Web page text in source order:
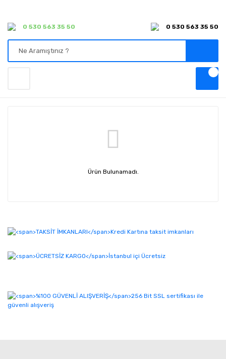
0 530 563 35 50 0 530 563 35 50
Ürün Bulunamadı.